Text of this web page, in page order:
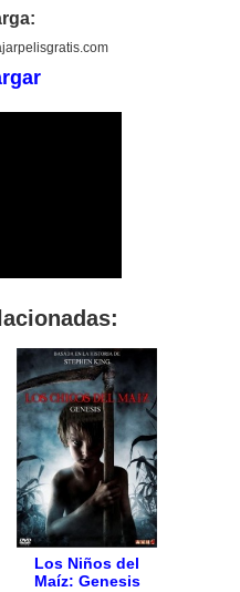
Los Niños del
Maíz: Genesis